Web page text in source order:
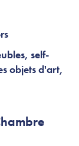
self-
objets d'art,